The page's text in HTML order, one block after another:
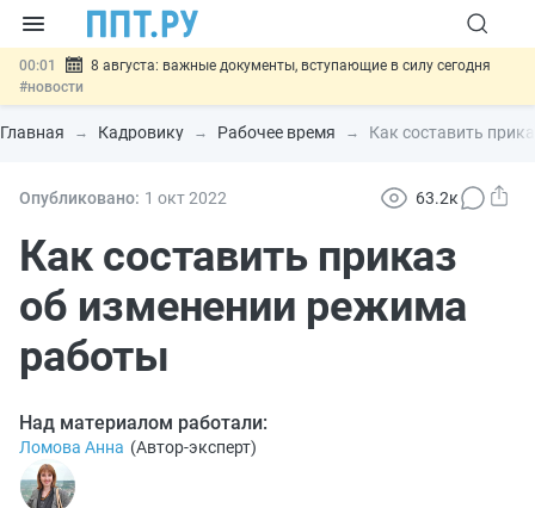
00:01
8 августа: важные документы, вступающие в силу сегодня
#новости
07.08 Подписан закон о блокировке продажи опасных товаров через
«Честный знак»#новости
07.08 Госпошлину за устранение ошибок в документах предлагают
07.08
отношений
#новости
Главная Кадровику Рабочее время Как составить
Опубликовано: 1 окт2022 63.2к
Как составить приказ
об изменении режима
работы
Над материалом работали:
Ломова Анна (Автор-эксперт)